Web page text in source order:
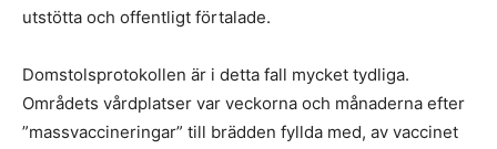
utstötta och offentligt förtalade.
Domstolsprotokollen är i detta fall mycket tydliga.
Områdets vårdplatser var veckorna och månaderna efter
”massvaccineringar” till brädden fyllda med, av vaccinet